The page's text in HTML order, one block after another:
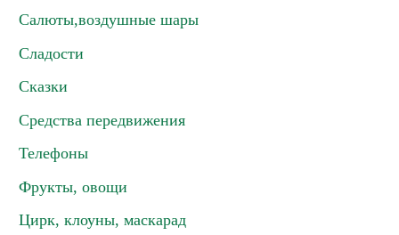
Салюты,воздушные шары
Сладости
Сказки
Средства передвижения
Телефоны
Фрукты, овощи
Цирк, клоуны, маскарад